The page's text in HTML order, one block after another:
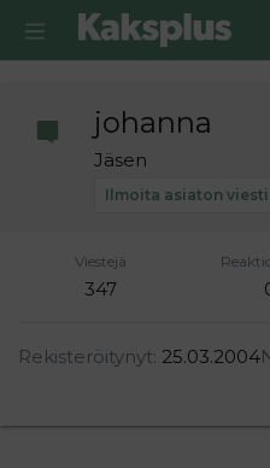
Ilmoita asiaton viesti
johanna
Jäsen
Viestejä
347
Rekisteröitynyt 25.03.2004